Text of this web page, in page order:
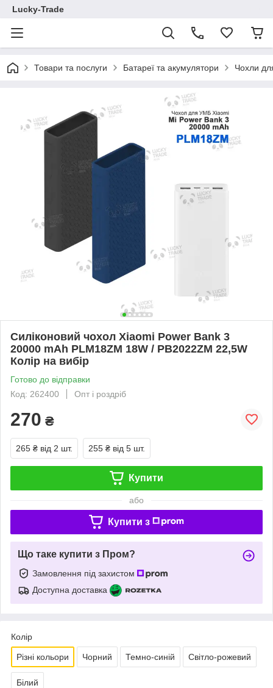
Lucky-Trade
Товари та послуги Батареї та акумулятори Чохли
Силіконовий чохол Xiaomi Power Bank 3
20000 mAh PLM18ZM 18W / PB2022ZM 22,5W
Колір на вибір
Готово до відправки
Код: 262400
Опт і роздріб
270 ₴
265 ₴ від 2 шт. 255 ₴ від 5 шт.
Купити
або
Купити з
Що таке купити з Пром?
Замовлення під захистом
Доступна доставка
Колір
Різні кольори Чорний Темно-синій Світло-рожевий
Білий